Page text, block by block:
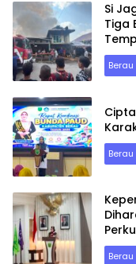
Si
Tiga
Berau
Berau
Berau